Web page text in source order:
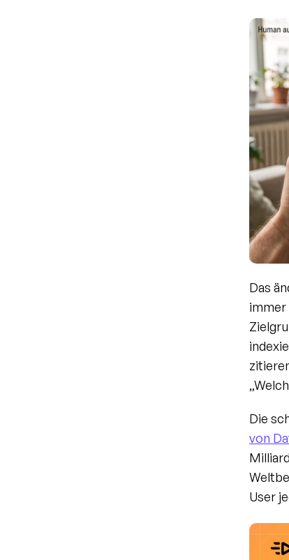
Das
immer
Die
von
User